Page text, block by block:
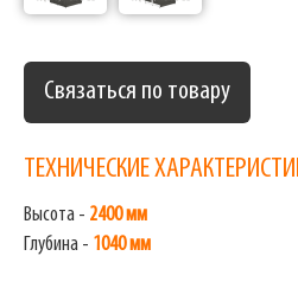
Фабрика
Связаться по товару
ТЕХНИЧЕСКИЕ
Высота - 2400 мм
Глубина - 1040 мм